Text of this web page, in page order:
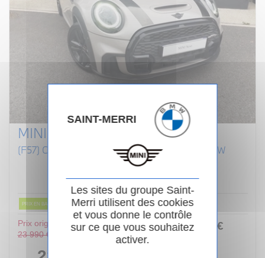
MINI CABRIOLET F57 LCI II
(F57) COOPER S 192 CABRIOLET FINITION JCW
PRIX EN BAISSE
Prix original :
23 990 €
ou253 €
SAINT-MERRI
Les sites du groupe Saint-
Merri utilisent des cookies
et vous donne le contrôle
sur ce que vous souhaitez
activer.